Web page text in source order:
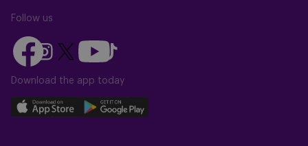
Follow us
Follow
us
on
Follow
us
on
Instagram
Follow
on
X
(Twitter)
Follow
us
on
Follow
us
on
TikTok
Download the app today
Download
Download